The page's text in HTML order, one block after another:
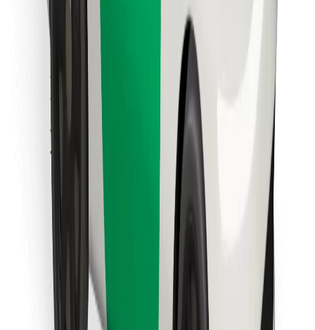
Zatraži vožnju i putuj kroz nekoliko minuta!
Preuzmi aplikaciju Bolt
Pronađi svoje najdraže jelo!
Preuzmi aplikaciju Bolt Food